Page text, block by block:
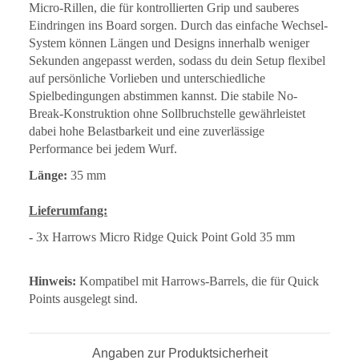
Micro-Rillen, die für kontrollierten Grip und sauberes
Eindringen ins Board sorgen. Durch das einfache Wechsel-
System können Längen und Designs innerhalb weniger
Sekunden angepasst werden, sodass du dein Setup flexibel
auf persönliche Vorlieben und unterschiedliche
Spielbedingungen abstimmen kannst. Die stabile No-
Break-Konstruktion ohne Sollbruchstelle gewährleistet
dabei hohe Belastbarkeit und eine zuverlässige
Performance bei jedem Wurf.
Länge: 35 mm
Lieferumfang:
- 3x Harrows Micro Ridge Quick Point Gold 35 mm
Hinweis: Kompatibel mit Harrows-Barrels, die für Quick
Points ausgelegt sind.
Angaben zur Produktsicherheit